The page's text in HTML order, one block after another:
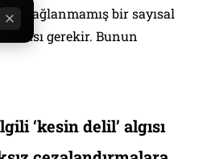
sağlanmamış bir sayısal
gerekir. Bunun
‘kesin delil’ algısı